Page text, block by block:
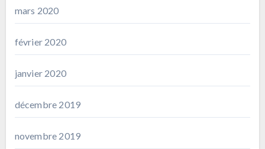
mars 2020
février 2020
janvier 2020
décembre 2019
novembre 2019